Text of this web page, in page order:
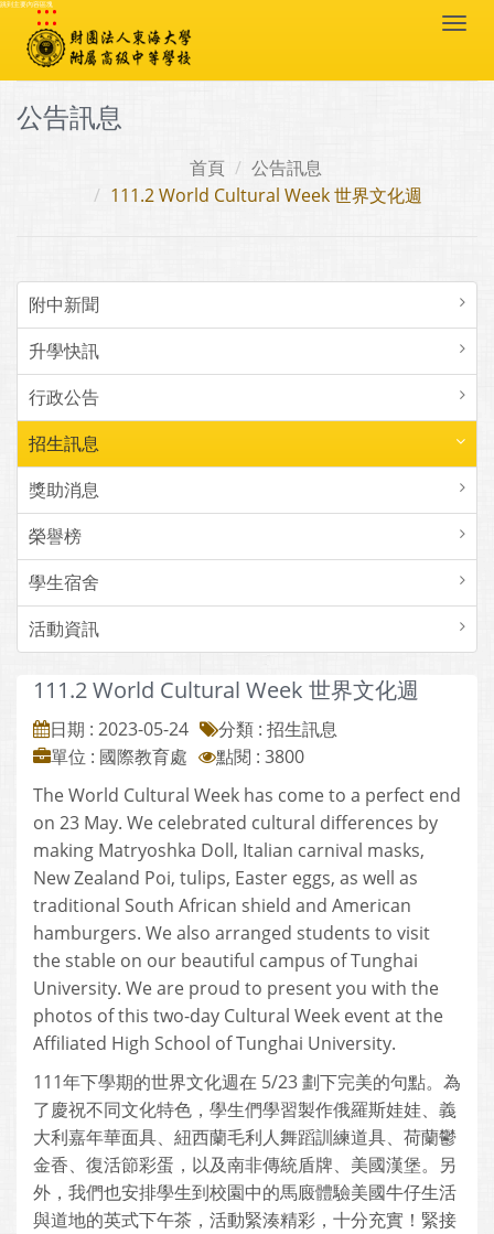
跳到主要內容區塊
:::
公告訊息
首頁
公告訊息
111.2 World Cultural Week 世界文化週
附中新聞
升學快訊
行政公告
招生訊息
獎助消息
榮譽榜
學生宿舍
活動資訊
111.2 World Cultural Week 世界文化週
日期 : 2023-05-24
分類 : 招生訊息
單位 : 國際教育處
點閱 : 3800
The World Cultural Week has come to a perfect end
on 23 May. We celebrated cultural differences by
making Matryoshka Doll, Italian carnival masks,
New Zealand Poi, tulips, Easter eggs, as well as
traditional South African shield and American
hamburgers. We also arranged students to visit
the stable on our beautiful campus of Tunghai
University. We are proud to present you with the
photos of this two-day Cultural Week event at the
Affiliated High School of Tunghai University.
111年下學期的世界文化週在 5/23 劃下完美的句點。為
了慶祝不同文化特色，學生們學習製作俄羅斯娃娃、義
大利嘉年華面具、紐西蘭毛利人舞蹈訓練道具、荷蘭鬱
金香、復活節彩蛋，以及南非傳統盾牌、美國漢堡。另
外，我們也安排學生到校園中的馬廄體驗美國牛仔生活
與道地的英式下午茶，活動緊湊精彩，十分充實！緊接